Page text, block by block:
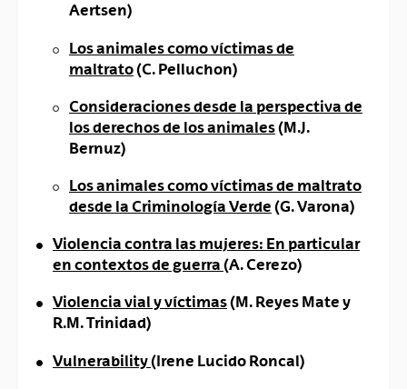
Aertsen)
Los animales como víctimas de
maltrato(C. Pelluchon)
Consideraciones desde la perspectiva de
los derechos de los animales(M.J.
Bernuz)
Los animales como víctimas de maltrato
desde la Criminología Verde (G. Varona)
Violencia contra las mujeres: En particular
en contextos de guerra (A. Cerezo)
Violencia vial y víctimas(M. Reyes Mate y
R.M. Trinidad)
Vulnerability(Irene Lucido Roncal)